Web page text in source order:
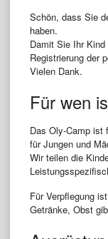
Schön, dass Sie
haben.
Damit Sie Ihr
Registrierung der
Vielen Dank.
Für wen
Das Oly-Camp ist
für Jungen und
Wir teilen die
Für Verpflegung
Getränke, Obst